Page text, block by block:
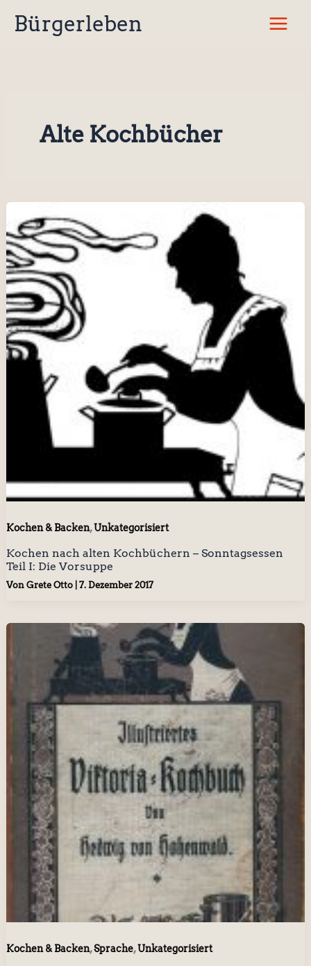
InhaltBürgerleben
Alte Kochbücher
Kochen & Backen,Unkategorisiert
Kochen nach alten Kochbüchern – Sonntagsessen
Teil I: Die Vorsuppe
Von Grete Otto 7. Dezember 2017
Kochen & Backen,Sprache,Unkategorisiert